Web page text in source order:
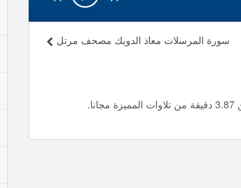
سورة المرسلات معاذ الدويك مصحف مرتل